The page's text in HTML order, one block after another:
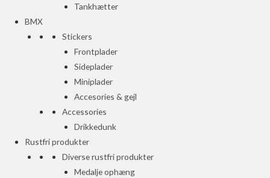
Tankhætter
BMX
Stickers
Frontplader
Sideplader
Miniplader
Accesories & gejl
Accessories
Drikkedunk
Rustfri produkter
Diverse rustfri produkter
Medalje ophæng